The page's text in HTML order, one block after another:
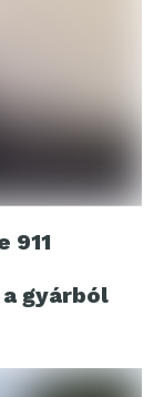
911
gyárból